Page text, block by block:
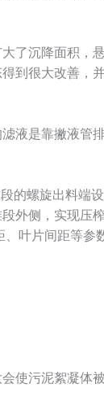
了沉降面积，
到很大改善，
液是靠撇液管
的螺旋出料端
外侧，实现压
叶片间距等参
使污泥絮凝体